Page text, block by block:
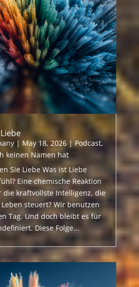
| May 18, 2026|Podcast,
keinen Namen hat
Sie Liebe Was ist Liebe
Eine chemische Reaktion
die kraftvollste Intelligenz, die
steuert? Wir benutzen
Tag. Und doch bleibt es für
Diese Folge...